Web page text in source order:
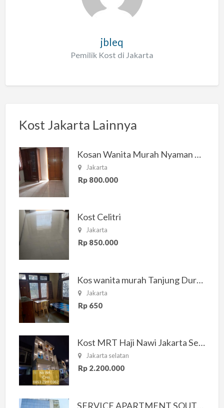
jbleq
Pemilik Kost di Jakarta
Kost Jakarta Lainnya
Kosan Wanita Murah Nyaman di Jakarta Selatan
Jakarta
Rp 800.000
Kost Celitri
Jakarta
Rp 850.000
Kos wanita murah Tanjung Duren Jakarta Barat
Jakarta
Rp 650
Kost MRT Haji Nawi Jakarta Selatan
Jakarta selatan
Rp 2.200.000